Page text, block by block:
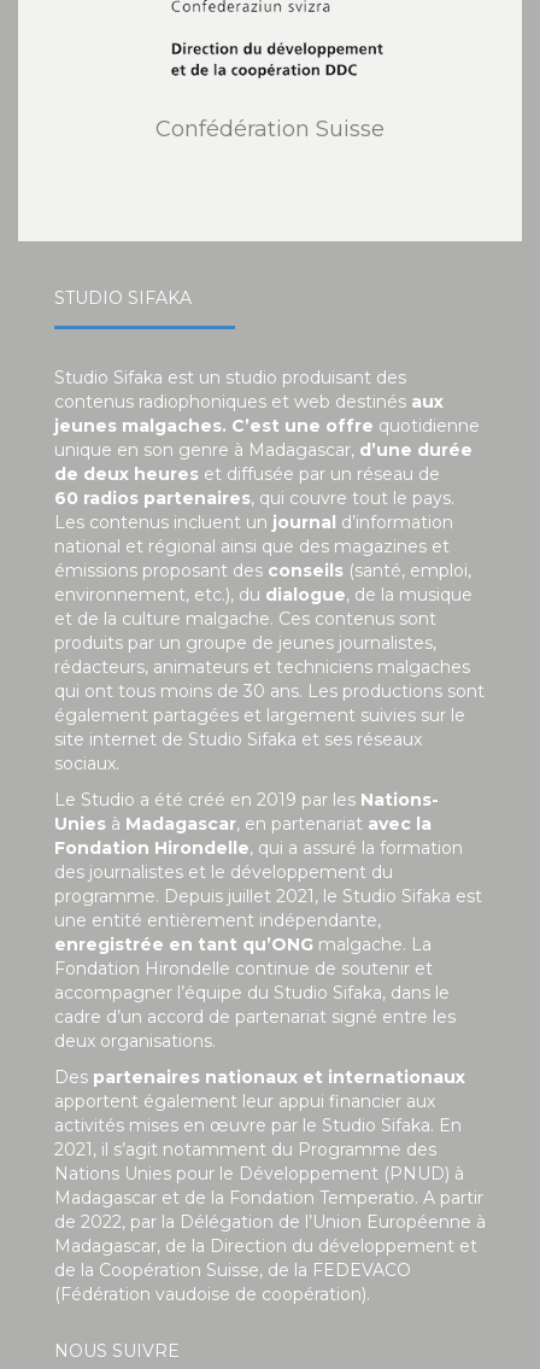
Confédération Suisse
STUDIO SIFAKA
Studio Sifaka est un studio produisant des
contenus radiophoniques et web destinés aux
jeunes malgaches. C’est une offre quotidienne
unique en son genre à Madagascar, d’une durée
de deux heures et diffusée par un réseau de
60 radios partenaires, qui couvre tout le pays.
Les contenus incluent un journal d’information
national et régional ainsi que des magazines et
émissions proposant des conseils (santé, emploi,
environnement, etc.), du dialogue, de la musique
et de la culture malgache. Ces contenus sont
produits par un groupe de jeunes journalistes,
rédacteurs, animateurs et techniciens malgaches
qui ont tous moins de 30 ans. Les productions sont
également partagées et largement suivies sur le
site internet de Studio Sifaka et ses réseaux
sociaux.
Le Studio a été créé en 2019 par les Nations-
Unies à Madagascar, en partenariat avec la
Fondation Hirondelle, qui a assuré la formation
des journalistes et le développement du
programme. Depuis juillet 2021, le Studio Sifaka est
une entité entièrement indépendante,
enregistrée en tant qu’ONG malgache. La
Fondation Hirondelle continue de soutenir et
accompagner l’équipe du Studio Sifaka, dans le
cadre d’un accord de partenariat signé entre les
deux organisations.
Des partenaires nationaux et internationaux
apportent également leur appui financier aux
activités mises en œuvre par le Studio Sifaka. En
2021, il s’agit notamment du Programme des
Nations Unies pour le Développement (PNUD) à
Madagascar et de la Fondation Temperatio. A partir
de 2022, par la Délégation de l’Union Européenne à
Madagascar, de la Direction du développement et
de la Coopération Suisse, de la FEDEVACO
(Fédération vaudoise de coopération).
NOUS SUIVRE